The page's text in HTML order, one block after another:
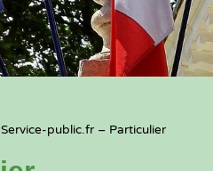
Service-public.fr – Particulier